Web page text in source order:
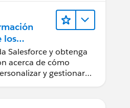
más populares de
los
de
Lightning
Salesforce y obtenga
acerca de cómo
y gestionar